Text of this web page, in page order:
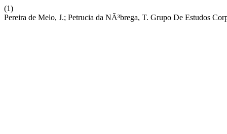
(1)
Pereira de Melo, J.; Petrucia da NÃ³brega, T. Grupo De Estudos